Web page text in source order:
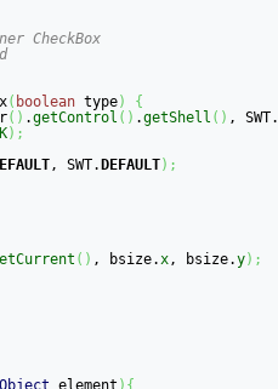
CheckBox
( boolean type)
{
( ) .getControl ( ) .getShell ( ) , SWT.
) ;
, SWT.DEFAULT) ;
( ) , bsize.x, bsize.y) ;
Object element ) {